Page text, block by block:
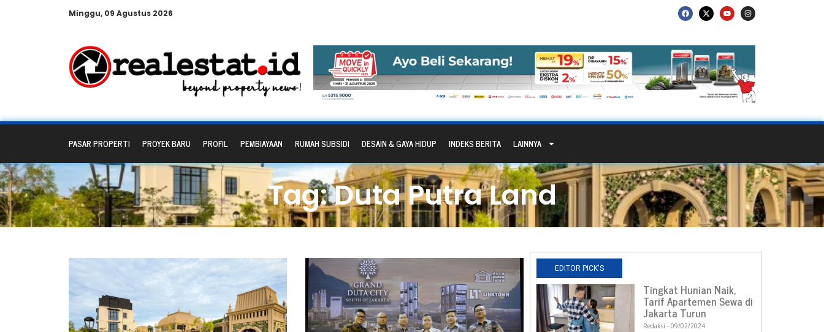
Minggu, 09 Agustus 2026
PASAR PROPERTI PROYEK BARU PROFIL PEMBIAYAAN RUMAH SUBSIDI DESAIN & GAYA HIDUP INDEKS BERITA LAINNYA
Tag: Duta Putra Land
EDITOR PICK'S
Tingkat Hunian Naik,
Tarif Apartemen Sewa di
Jakarta Turun
Redaksi 09/02/2024